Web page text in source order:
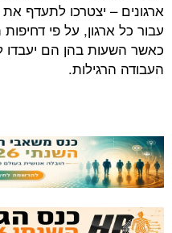
ארגונים – יצטרכו לתעדף
עבור כל ארגון, על פי
כאשר השעות בהן הם יעבדו
העבודה הרגילות.